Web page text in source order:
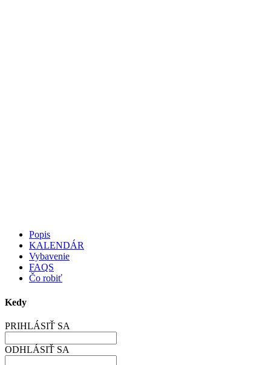
Popis
KALENDÁR
Vybavenie
FAQS
Čo robiť
Kedy
PRIHLÁSIŤ SA
ODHLÁSIŤ SA